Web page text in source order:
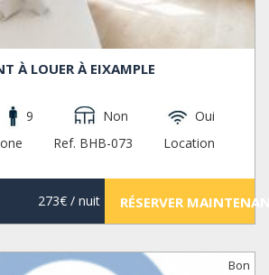
À LOUER À EIXAMPLE
9 Non
Oui
Ref. BHB-073
Location
273€/ nuit RÉSERVER
Bon